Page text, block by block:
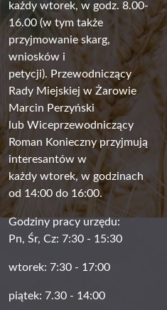
każdy wtorek, w godz. 8.00-
16.00 (w tym także
przyjmowanie skarg,
wniosków i
petycji). Przewodniczący
Rady Miejskiej w Żarowie
Marcin Perzyński
lub Wiceprzewodniczący
Roman Konieczny przyjmują
interesantów w
każdy wtorek, w godzinach
od 14:00 do 16:00.
Godziny pracy urzędu:
Pn, Śr, Cz: 7:30 - 15:30
wtorek: 7:30 - 17:00
piątek: 7.30 - 14:00